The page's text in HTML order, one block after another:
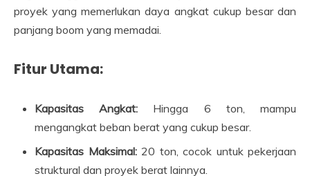
proyek yang memerlukan daya angkat cukup besar dan
panjang boom yang memadai.
Fitur Utama:
Kapasitas Angkat: Hingga 6 ton, mampu
mengangkat beban berat yang cukup besar.
Kapasitas Maksimal:20 ton, cocok untuk pekerjaan
struktural dan proyek berat lainnya.